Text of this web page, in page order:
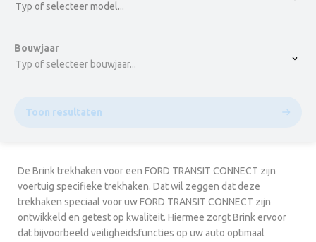
Typ of selecteer model...
Bouwjaar
Typ of selecteer bouwjaar...
Toon resultaten
De Brink trekhaken voor een FORD TRANSIT CONNECT zijn
voertuig specifieke trekhaken. Dat wil zeggen dat deze
trekhaken speciaal voor uw FORD TRANSIT CONNECT zijn
ontwikkeld en getest op kwaliteit. Hiermee zorgt Brink ervoor
dat bijvoorbeeld veiligheidsfuncties op uw auto optimaal